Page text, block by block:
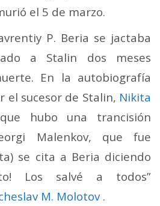
el 5 de marzo.
P. Beria se jactaba
a Stalin dos meses
En la autobiografía
el sucesor de Stalin, Nikita
hubo una trancisión
Malenkov, que fue
se cita a Beria diciendo
Los salvé a todos”
M. Molotov.